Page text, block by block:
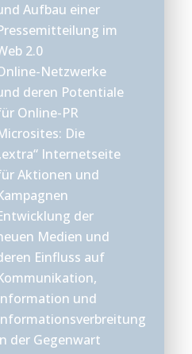
Aufbau einer
im
2.0
Netzwerke
deren Potentiale
Online-PR
Die
Internetseite
Aktionen und
der
Medien und
Einfluss auf
und
der Gegenwart